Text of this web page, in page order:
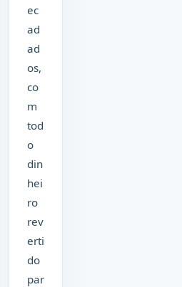
ec
ad
ad
os,
co
m
tod
o
din
hei
ro
rev
erti
do
par